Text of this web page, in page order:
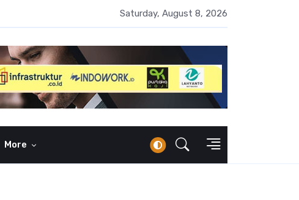
Aset Perbankan Syariah Lampaui Rp1.000 Triliun, Pangsa Pasar Masih
Saturday, August 8, 2026
More